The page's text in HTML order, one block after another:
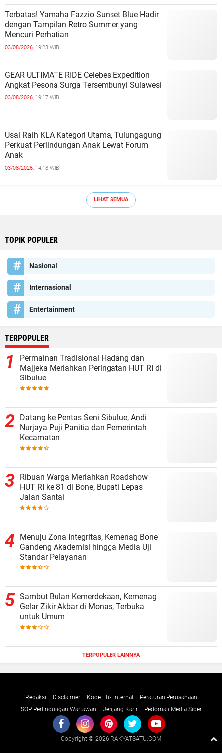
Terbatas! Yamaha Fazzio Sunset Blue Hadir
dengan Tampilan Retro Summer yang
Mencuri Perhatian
03/08/2026, 19:23 WIB
GEAR ULTIMATE RIDE Celebes Expedition
Angkat Pesona Surga Tersembunyi Sulawesi
03/08/2026, 19:17 WIB
Usai Raih KLA Kategori Utama, Tulungagung
Perkuat Perlindungan Anak Lewat Forum
Anak
03/08/2026, 14:18 WIB
LIHAT SEMUA
TOPIK POPULER
Nasional
Internasional
Entertainment
TERPOPULER
Permainan Tradisional Hadang dan
Majjeka Meriahkan Peringatan HUT RI di
Sibulue
Datang ke Pentas Seni Sibulue, Andi
Nurjaya Puji Panitia dan Pemerintah
Kecamatan
Ribuan Warga Meriahkan Roadshow
HUT RI ke 81 di Bone, Bupati Lepas
Jalan Santai
Menuju Zona Integritas, Kemenag Bone
Gandeng Akademisi hingga Media Uji
Standar Pelayanan
Sambut Bulan Kemerdekaan, Kemenag
Gelar Zikir Akbar di Monas, Terbuka
untuk Umum
TERPOPULER LAINNYA
Redaksi Disclaimer Kode Etik Internal
Peraturan Perusahaan
SOP Perlindungan Wartawan
Jenjang Karir Pedoman Media Siber
Copyright © 2026 RAKYATSATU.COM